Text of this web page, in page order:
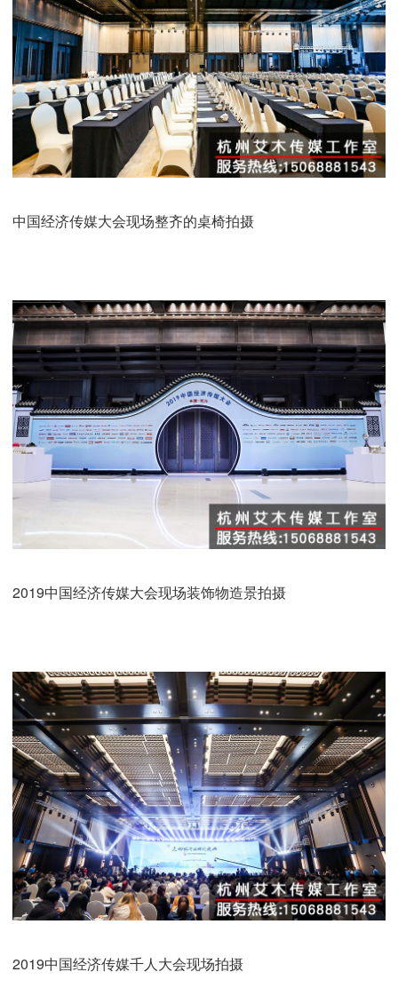
中国经济传媒大会现场整齐的桌椅拍摄
2019中国经济传媒大会现场装饰物造景拍摄
2019中国经济传媒千人大会现场拍摄